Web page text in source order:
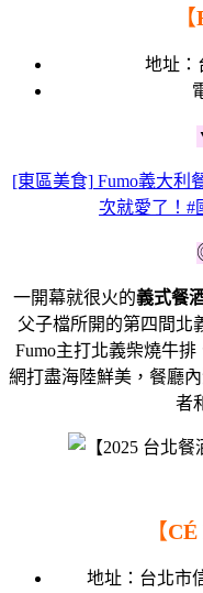
【
地址：
[東區美食] Fumo義大利
次就愛了！#
一開幕就很火的義式餐
父子檔所開的第四間北
Fumo主打北義柴燒牛
網打盡海陸鮮美，餐廳
者
【
地址：台北市